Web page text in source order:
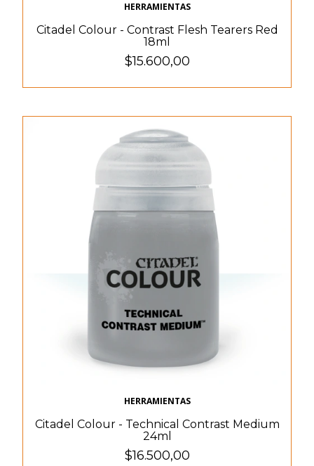
HERRAMIENTAS
Citadel Colour - Contrast Flesh Tearers Red
18ml
$15.600,00
HERRAMIENTAS
Citadel Colour - Technical Contrast Medium
24ml
$16.500,00